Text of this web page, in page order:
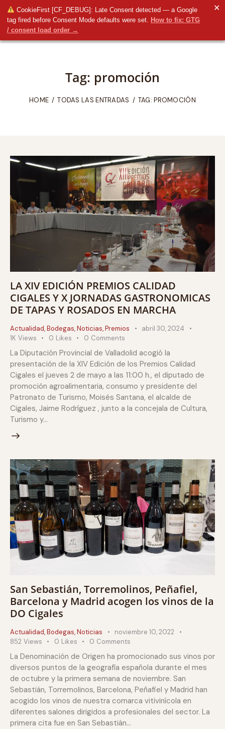
CookieFirst [CF_DEBUG]: Late Consent detected — a Google
tag fired before Consent Mode defaults were set. How to fix: GTG
/ consent load order →
✕
Tag: promoción
HOME TODAS LAS ENTRADAS TAG: PROMOCIÓN
LA XIV EDICIÓN PREMIOS CALIDAD
CIGALES Y X JORNADAS GASTRONOMICAS
DE TAPAS Y ROSADOS EN MARCHA
Actualidad,Bodegas,Noticias,Premios
abril 30, 2024
1K Views 0 Likes 0 Comments
La Diputación Provincial de Valladolid acogió la
presentación de la XIV Edición de los Premios Calidad
Cigales el jueves 2 de mayo a las 11:00 h., el diputado de
promoción agroalimentaria, consumo y presidente del
Patronato de Turismo, Moisés Santana, el alcalde de
Cigales, Jaime Rodríguez , junto a la concejala de Cultura,
Turismo y…
San Sebastián, Torremolinos, Peñafiel,
Barcelona y Madrid acogen los vinos de la
DO Cigales
Actualidad,Bodegas,Noticias
noviembre 10, 2022
852 Views 0 Likes 0 Comments
La Denominación de Origen ha promocionado sus vinos por
diversos puntos de la geografía española durante el mes
de octubre y la primera semana de noviembre. San
Sebastián, Torremolinos, Barcelona, Peñafiel y Madrid han
acogido los vinos de nuestra comarca vitivinícola en
diferentes salones dirigidos a profesionales del sector. La
primera cita fue en San Sebastián…